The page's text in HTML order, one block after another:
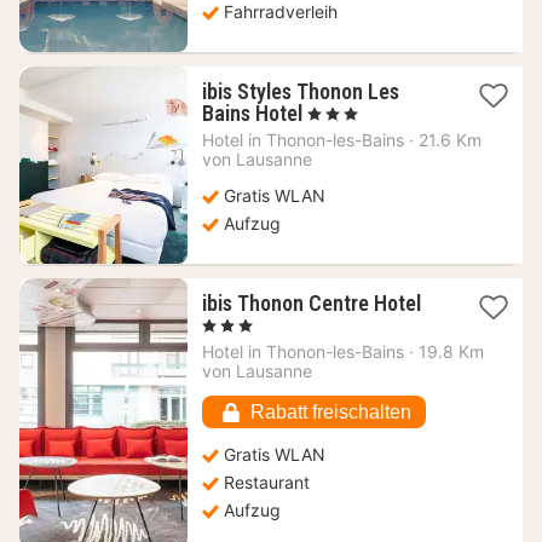
Fahrradverleih
ibis Styles Thonon Les
Bains Hotel 1
Nacht
ab
€
, 3 Sterne
Hotel in Thonon-les-Bains · 21.6 Km
von Lausanne
Gratis WLAN
Aufzug
ibis Thonon Centre Hotel1
ab
, 3 Sterne
Hotel in Thonon-les-Bains · 19.8 Km
von Lausanne
Rabatt freischalten
Gratis WLAN
Restaurant
Aufzug